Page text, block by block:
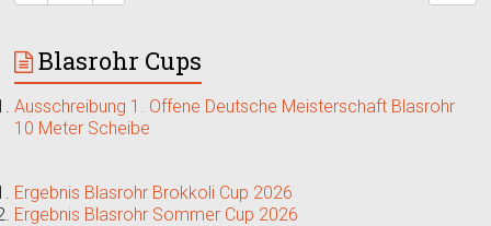
Blasrohr Cups
Ausschreibung 1. Offene Deutsche Meisterschaft Blasrohr
10 Meter Scheibe
Ergebnis Blasrohr Brokkoli Cup 2026
Ergebnis Blasrohr Sommer Cup 2026